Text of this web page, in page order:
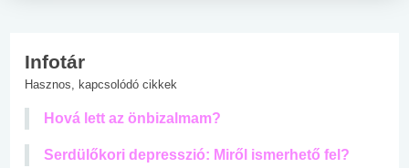
Infotár
Hasznos, kapcsolódó cikkek
Hová lett az önbizalmam?
Serdülőkori depresszió: Miről ismerhető fel?